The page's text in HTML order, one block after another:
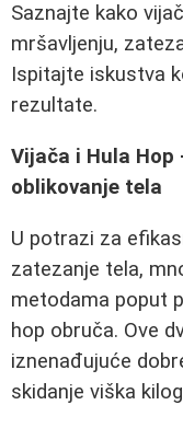
Saznajte kako
mršavljenju,
Ispitajte iskustva
rezultate.
Vijača i Hula
oblikovanje tela
U potrazi za
zatezanje tela,
metodama poput
hop obruča. Ove
iznenađujuće
skidanje viška